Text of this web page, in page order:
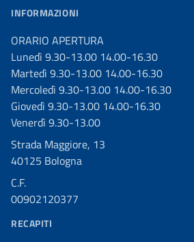
INFORMAZIONI
ORARIO APERTURA
Lunedì 9.30-13.00 14.00-16.30
Martedì 9.30-13.00 14.00-16.30
Mercoledì 9.30-13.00 14.00-16.30
Giovedì 9.30-13.00 14.00-16.30
Venerdì 9.30-13.00
Strada Maggiore, 13
40125 Bologna
C.F.
00902120377
RECAPITI